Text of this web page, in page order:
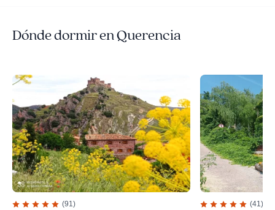
Dónde dormir en Querencia
(91) (41)